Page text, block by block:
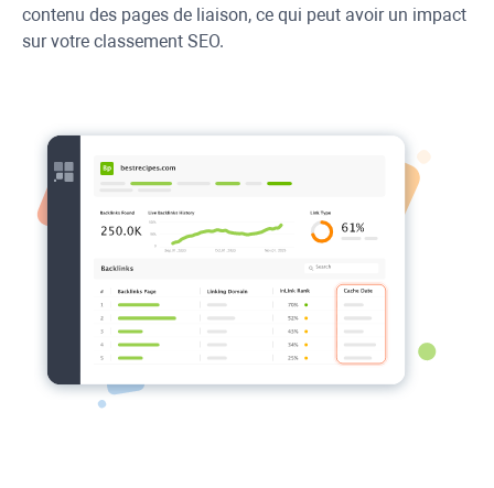
contenu des pages de liaison, ce qui peut avoir un impact
sur votre classement SEO.